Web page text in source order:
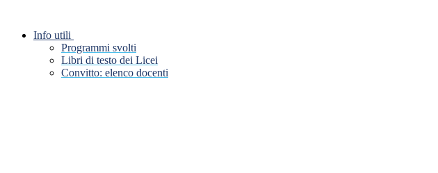
Info utili
Programmi svolti
Libri di testo dei Licei
Convitto: elenco docenti